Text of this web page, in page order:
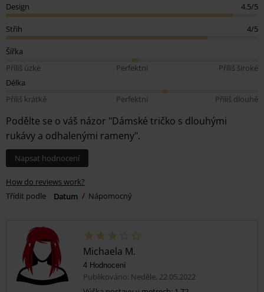
Design 4.5/5
Střih 4/5
Šířka
Příliš úzké
Perfektní
Příliš široké
Délka
Příliš krátké
Perfektní Příliš dlouhé
Podělte se o váš názor "Dámské tričko s dlouhými
rukávy a odhalenými rameny".
Napsat hodnocení
How do reviews work?
Třídit podle
Datum Nápomocný
Michaela M.
4 Hodnocení
Publikováno: Neděle, 22.05.2022